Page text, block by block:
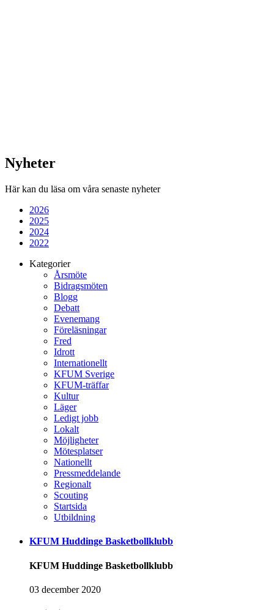
Nyheter
Här kan du läsa om våra senaste nyheter
2026
2025
2024
2022
Kategorier
Årsmöte
Bidragsmöten
Blogg
Debatt
Evenemang
Föreläsningar
Fred
Idrott
Internationellt
KFUM Sverige
KFUM-träffar
Kultur
Läger
Ledigt jobb
Lokalt
Möjligheter
Mötesplatser
Nationellt
Pressmeddelande
Regionalt
Scouting
Startsida
Utbildning
KFUM Huddinge Basketbollklubb
KFUM Huddinge Basketbollklubb
03 december 2020